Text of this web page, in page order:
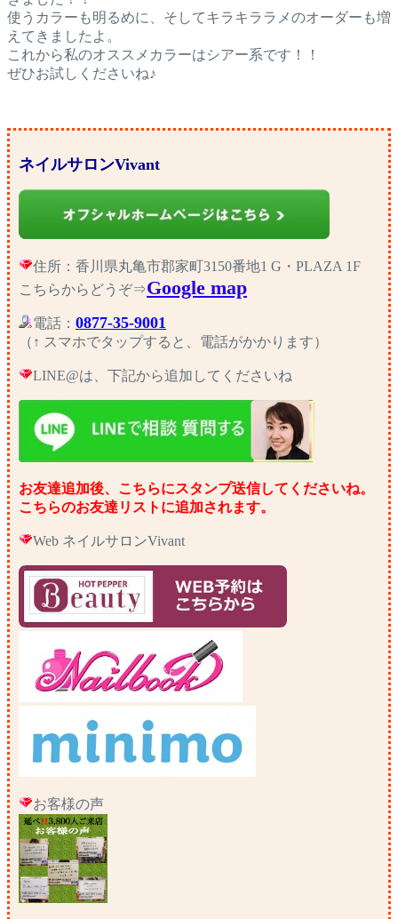
使うカラーも明るめに、そしてキラキララメのオーダーも増
えてきましたよ。
これから私のオススメカラーはシアー系です！！
ぜひお試しくださいね♪
ネイルサロンVivant
住所：香川県丸亀市郡家町3150番地1 G・PLAZA 1F
こちらからどうぞ⇒Google map
電話： 0877-35-9001
（↑ スマホでタップすると、電話がかかります）
LINE@は、下記から追加してくださいね
お友達追加後、こちらにスタンプ送信してくださいね。
こちらのお友達リストに追加されます。
Web ネイルサロンVivant
お客様の声